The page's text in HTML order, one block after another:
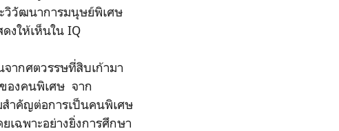
วิวัฒนาการมนุษย์พิเศษ
งให้เห็นใน IQ
ากศตวรรษที่สิบเก้ามา
องคนพิเศษ จาก
ำคัญต่อการเป็นคนพิเศษ
ฉพาะอย่างยิ่งการศึกษา